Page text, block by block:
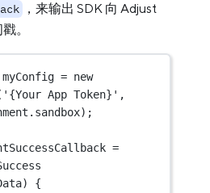
，来输出 SDK 向 Adjust
。
myConfig = new
'{Your App Token}'
.sandbox);
=
{